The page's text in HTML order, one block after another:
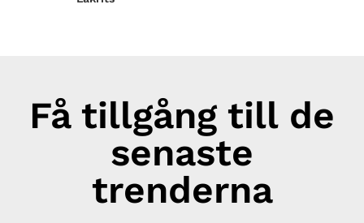
Få tillgång till de
senaste
trenderna